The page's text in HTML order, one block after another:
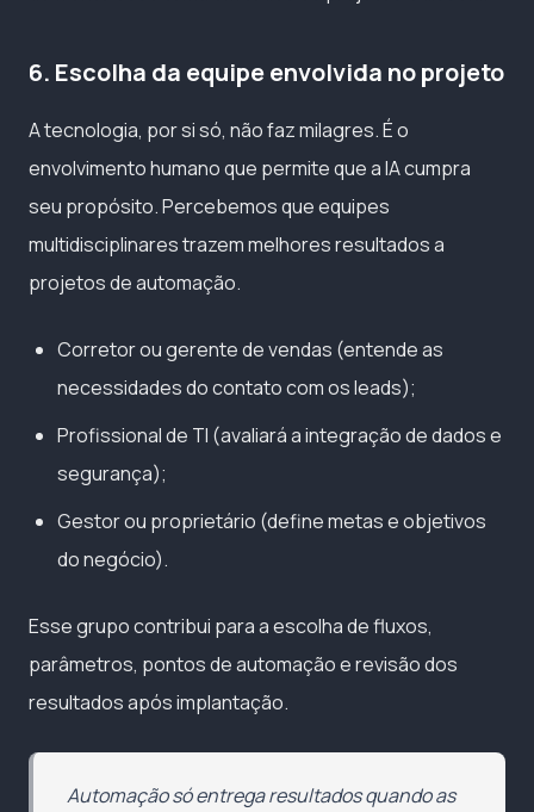
6. Escolha da equipe envolvida no projeto
A tecnologia, por si só, não faz milagres. É o
envolvimento humano que permite que a IA cumpra
seu propósito. Percebemos que equipes
multidisciplinares trazem melhores resultados a
projetos de automação.
Corretor ou gerente de vendas (entende as
necessidades do contato com os leads);
Profissional de TI (avaliará a integração de dados e
segurança);
Gestor ou proprietário (define metas e objetivos
do negócio).
Esse grupo contribui para a escolha de fluxos,
parâmetros, pontos de automação e revisão dos
resultados após implantação.
Automação só entrega resultados quando as